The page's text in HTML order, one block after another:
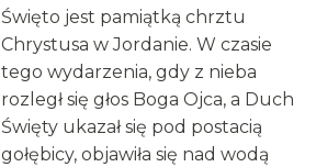
Święto jest pamiątką chrztu
Chrystusa w Jordanie. W czasie
tego wydarzenia, gdy z nieba
rozległ się głos Boga Ojca, a Duch
Święty ukazał się pod postacią
gołębicy, objawiła się nad wodą